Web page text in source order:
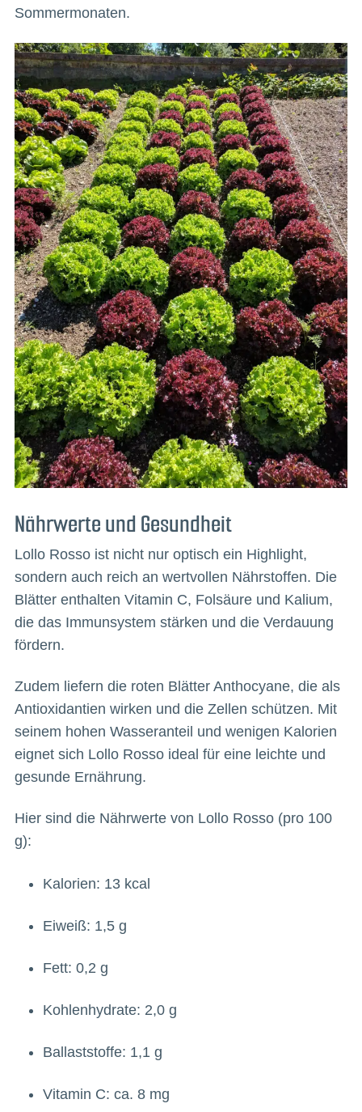
Sommermonaten.
Nährwerte und Gesundheit
Lollo Rosso ist nicht nur optisch ein Highlight,
sondern auch reich an wertvollen Nährstoffen. Die
Blätter enthalten Vitamin C, Folsäure und Kalium,
die das Immunsystem stärken und die Verdauung
fördern.
Zudem liefern die roten Blätter Anthocyane, die als
Antioxidantien wirken und die Zellen schützen. Mit
seinem hohen Wasseranteil und wenigen Kalorien
eignet sich Lollo Rosso ideal für eine leichte und
gesunde Ernährung.
Hier sind die Nährwerte von Lollo Rosso (pro 100
g):
Kalorien: 13 kcal
Eiweiß: 1,5 g
Fett: 0,2 g
Kohlenhydrate: 2,0 g
Ballaststoffe: 1,1 g
Vitamin C: ca. 8 mg